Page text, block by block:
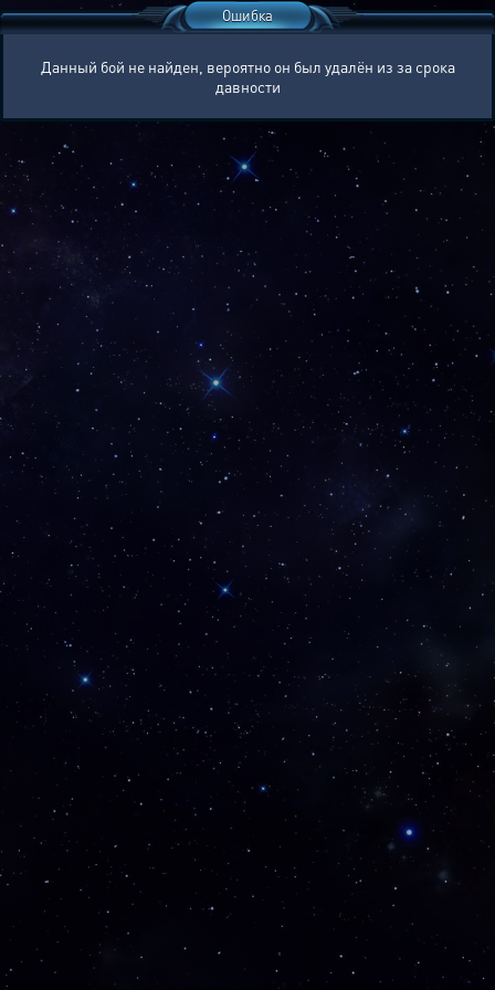
Ошибка
Данный бой не найден, вероятно он был удалён из за срока
давности